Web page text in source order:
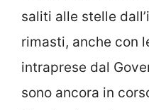
saliti alle stelle
rimasti, anche con
intraprese dal
sono ancora in